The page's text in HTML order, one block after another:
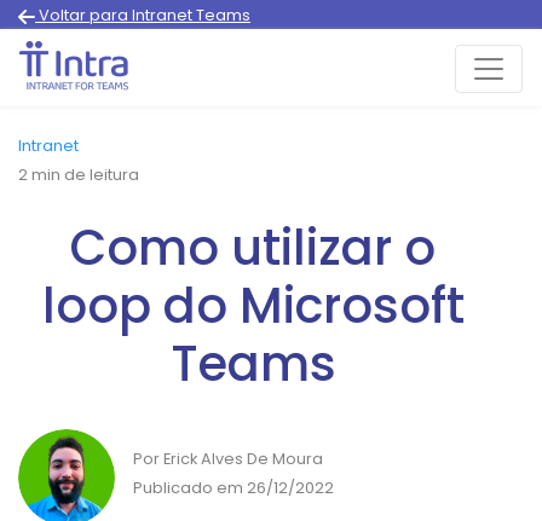
Voltar para Intranet Teams
Intranet
2min de leitura
Como utilizar o
loop do Microsoft
Teams
Por Erick Alves De Moura
Publicado em 26/12/2022